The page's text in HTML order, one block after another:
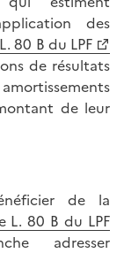
des
80 B du LPF
de résultats
de leur
de la
L. 80 B du LPF
adresser